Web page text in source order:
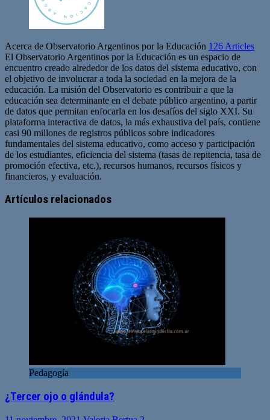
Acerca de Observatorio Argentinos por la Educación 126 Articles
El Observatorio Argentinos por la Educación es un espacio de
encuentro creado alrededor de los datos del sistema educativo, con
el objetivo de involucrar a toda la sociedad en la mejora de la
educación. La misión del Observatorio es contribuir a que la
educación sea determinante en el debate público argentino, a partir
de datos que permitan enfocarla en los desafíos del siglo XXI. Su
plataforma interactiva de datos, la más exhaustiva del país, contiene
casi 90 millones de registros públicos sobre indicadores
fundamentales del sistema educativo, como acceso y participación
de los estudiantes, eficiencia del sistema (tasas de repitencia, tasa de
promoción efectiva, etc.), recursos humanos, recursos físicos y
financieros, y evaluación.
web
Artículos relacionados
Pedagogía
¿Tercer ojo o glándula?